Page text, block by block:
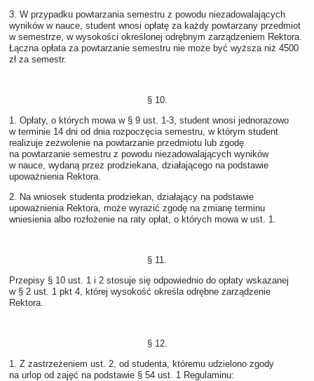
3. W przypadku powtarzania semestru z powodu niezadowalających
wyników w nauce, student wnosi opłatę za każdy powtarzany przedmiot
w semestrze, w wysokości określonej odrębnym zarządzeniem Rektora.
Łączna opłata za powtarzanie semestru nie może być wyższa niż 4500
zł za semestr.
§ 10.
1. Opłaty, o których mowa w § 9 ust. 1-3, student wnosi jednorazowo
w terminie 14 dni od dnia rozpoczęcia semestru, w którym student
realizuje zezwolenie na powtarzanie przedmiotu lub zgodę
na powtarzanie semestru z powodu niezadowalających wyników
w nauce, wydaną przez prodziekana, działającego na podstawie
upoważnienia Rektora.
2. Na wniosek studenta prodziekan, działający na podstawie
upoważnienia Rektora, może wyrazić zgodę na zmianę terminu
wniesienia albo rozłożenie na raty opłat, o których mowa w ust. 1.
§ 11.
Przepisy § 10 ust. 1 i 2 stosuje się odpowiednio do opłaty wskazanej
w § 2 ust. 1 pkt 4, której wysokość określa odrębne zarządzenie
Rektora.
§ 12.
1. Z zastrzeżeniem ust. 2, od studenta, któremu udzielono zgody
na urlop od zajęć na podstawie § 54 ust. 1 Regulaminu: